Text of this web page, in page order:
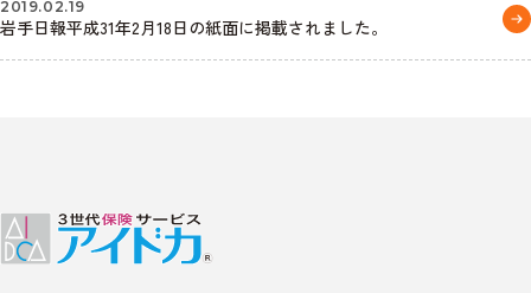
2019.02.19
岩手日報平成31年2月18日の紙面に掲載されました。